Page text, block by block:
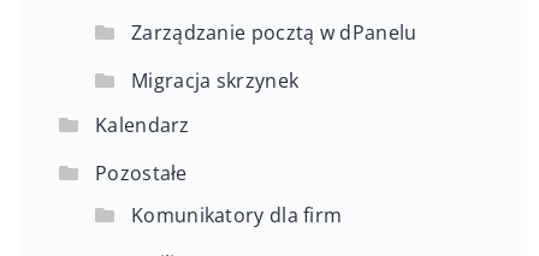
Zarządzanie pocztą w dPanelu
Migracja skrzynek
Kalendarz
Pozostałe
Komunikatory dla firm